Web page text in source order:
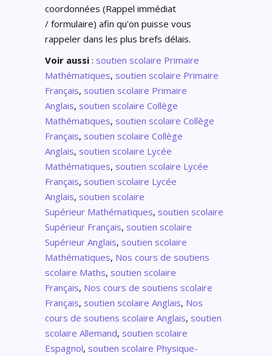
coordonnées (Rappel immédiat
/ formulaire) afin qu'on puisse vous
rappeler dans les plus brefs délais.
Voir aussi : soutien scolaire Primaire
Mathématiques, soutien scolaire Primaire
Français, soutien scolaire Primaire
Anglais, soutien scolaire Collège
Mathématiques, soutien scolaire Collège
Français, soutien scolaire Collège
Anglais, soutien scolaire Lycée
Mathématiques, soutien scolaire Lycée
Français, soutien scolaire Lycée
Anglais, soutien scolaire
Supérieur Mathématiques, soutien scolaire
Supérieur Français, soutien scolaire
Supérieur Anglais, soutien scolaire
Mathématiques, Nos cours de soutiens
scolaire Maths, soutien scolaire
Français, Nos cours de soutiens scolaire
Français, soutien scolaire Anglais, Nos
cours de soutiens scolaire Anglais, soutien
scolaire Allemand, soutien scolaire
Espagnol, soutien scolaire Physique-